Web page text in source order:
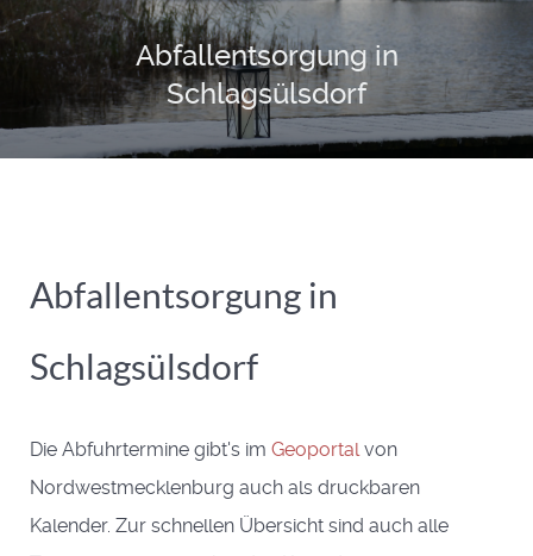
Abfallentsorgung in
Schlagsülsdorf
Abfallentsorgung in
Schlagsülsdorf
Die Abfuhrtermine gibt's im Geoportalvon
Nordwestmecklenburg auch als druckbaren
Kalender. Zur schnellen Übersicht sind auch alle